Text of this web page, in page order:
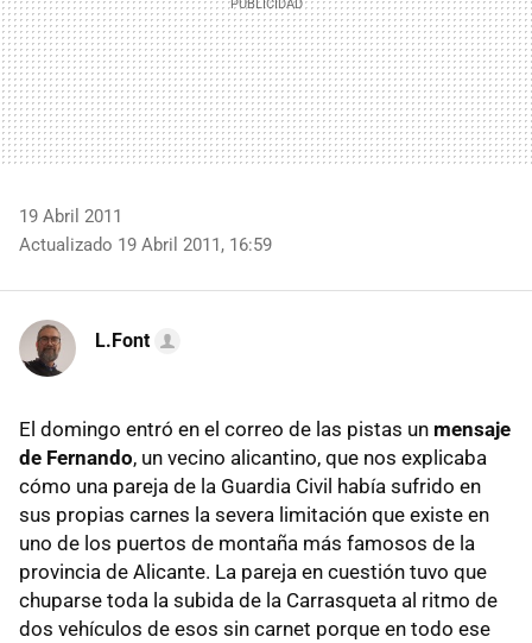
19 Abril 2011
Actualizado 19 Abril 2011, 16:59
L.Font
El domingo entró en el correo de las pistas un mensaje
de Fernando, un vecino alicantino, que nos explicaba
cómo una pareja de la Guardia Civil había sufrido en
sus propias carnes la severa limitación que existe en
uno de los puertos de montaña más famosos de la
provincia de Alicante. La pareja en cuestión tuvo que
chuparse toda la subida de la Carrasqueta al ritmo de
dos vehículos de esos sin carnet porque en todo ese